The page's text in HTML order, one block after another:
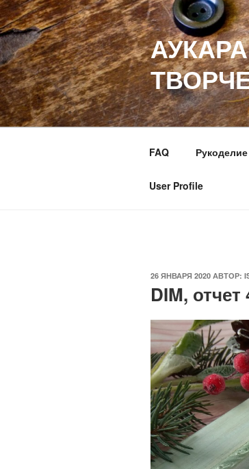
Перейти
к
содержимому
FAQ Рукоделие
User Profile
ОПУБЛИКОВАНО
26 ЯНВАРЯ 2020 АВТОР:
DIM, отчет